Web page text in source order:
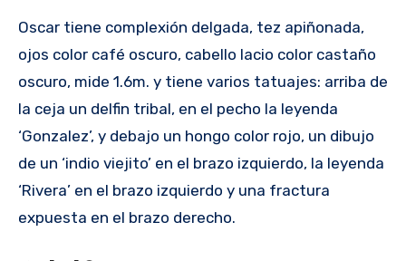
Oscar tiene complexión delgada, tez apiñonada,
ojos color café oscuro, cabello lacio color castaño
oscuro, mide 1.6m. y tiene varios tatuajes: arriba de
la ceja un delfin tribal, en el pecho la leyenda
‘Gonzalez’, y debajo un hongo color rojo, un dibujo
de un ‘indio viejito’ en el brazo izquierdo, la leyenda
‘Rivera’ en el brazo izquierdo y una fractura
expuesta en el brazo derecho.